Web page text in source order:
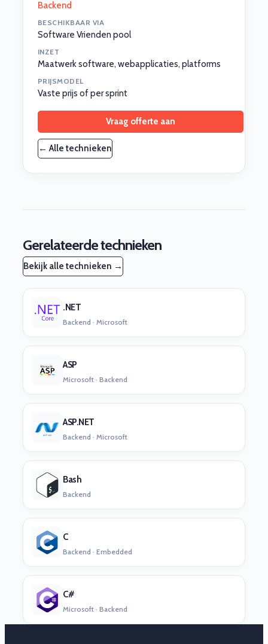
Backend
BESCHIKBAAR VIA
Software Vrienden pool
INZET
Maatwerk software, webapplicaties, platforms
PRIJSMODEL
Vaste prijs of per sprint
Vraag offerte aan
← Alle technieken
Gerelateerde technieken
Bekijk alle technieken →
.NET
Backend · Microsoft
ASP
Microsoft · Backend
ASP.NET
Backend · Microsoft
Bash
Backend
C
Backend · Embedded
C#
Microsoft · Backend